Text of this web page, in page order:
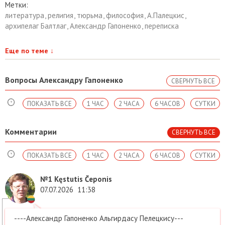
Метки:
литература религия тюрьма философия А.Палецкис
архипелаг Балтлаг Александр Гапоненко переписка
Еще по теме ↓
Вопросы Александру Гапоненко СВЕРНУТЬ ВСЕ
СУТКИ
6 ЧАСОВ
2 ЧАСА
1 ЧАС
ПОКАЗАТЬ ВСЕ
Комментарии СВЕРНУТЬ ВСЕ
СУТКИ
6 ЧАСОВ
2 ЧАСА
1 ЧАС
ПОКАЗАТЬ ВСЕ
№1 Kęstutis Čeponis
07.07.2026 11:38
----Александр Гапоненко Альгирдасу Пелецкису---